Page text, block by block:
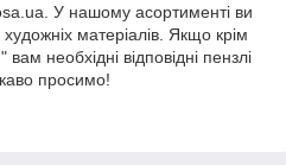
У нашому асортименті ви
матеріалів. Якщо крім
необхідні відповідні пензлі
просимо!